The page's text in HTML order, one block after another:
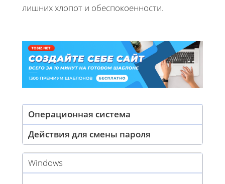
лишних хлопот и обеспокоенности.
Операционная система
Действия для смены пароля
Windows